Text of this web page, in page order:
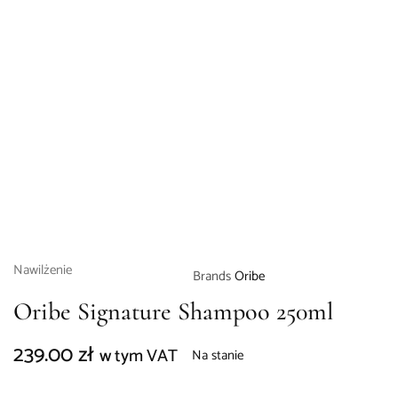
Nawilżenie BrandsOribe
Oribe Signature Shampoo 250ml
239.00złw tym VAT Na stanie